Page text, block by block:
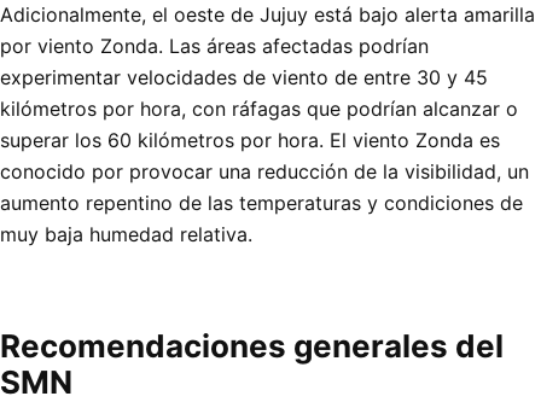
Adicionalmente, el oeste de Jujuy está bajo alerta amarilla
por viento Zonda. Las áreas afectadas podrían
experimentar velocidades de viento de entre 30 y 45
kilómetros por hora, con ráfagas que podrían alcanzar o
superar los 60 kilómetros por hora. El viento Zonda es
conocido por provocar una reducción de la visibilidad, un
aumento repentino de las temperaturas y condiciones de
muy baja humedad relativa.
Recomendaciones generales del
SMN